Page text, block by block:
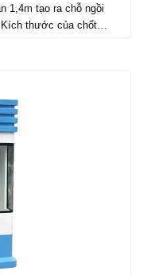
1,4m tạo ra chỗ ngồi
Kích thước của chốt…